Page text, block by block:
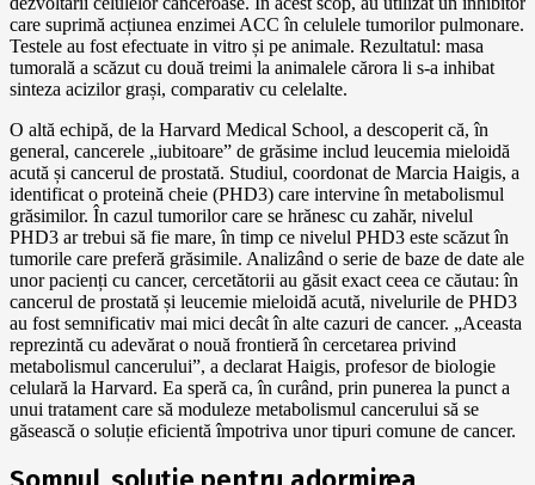
care suprimă acțiunea enzimei ACC în celulele tumorilor pulmonare.
Testele au fost efectuate in vitro și pe animale. Rezultatul: masa
tumorală a scăzut cu două treimi la animalele cărora li s-a inhibat
sinteza acizilor grași, comparativ cu celelalte.
O altă echipă, de la Harvard Medical School, a descoperit că, în
general, cancerele „iubitoare” de grăsime includ leucemia mieloidă
acută și cancerul de prostată. Studiul, coordonat de Marcia Haigis, a
identificat o proteină cheie (PHD3) care intervine în metabolismul
grăsimilor. În cazul tumorilor care se hrănesc cu zahăr, nivelul
PHD3 ar trebui să fie mare, în timp ce nivelul PHD3 este scăzut în
tumorile care preferă grăsimile. Analizând o serie de baze de date ale
unor pacienți cu cancer, cercetătorii au găsit exact ceea ce căutau: în
cancerul de prostată și leucemie mieloidă acută, nivelurile de PHD3
au fost semnificativ mai mici decât în alte cazuri de cancer. „Aceasta
reprezintă cu adevărat o nouă frontieră în cercetarea privind
metabolismul cancerului”, a declarat Haigis, profesor de biologie
celulară la Harvard. Ea speră ca, în curând, prin punerea la punct a
unui tratament care să moduleze metabolismul cancerului să se
găsească o soluție eficientă împotriva unor tipuri comune de cancer.